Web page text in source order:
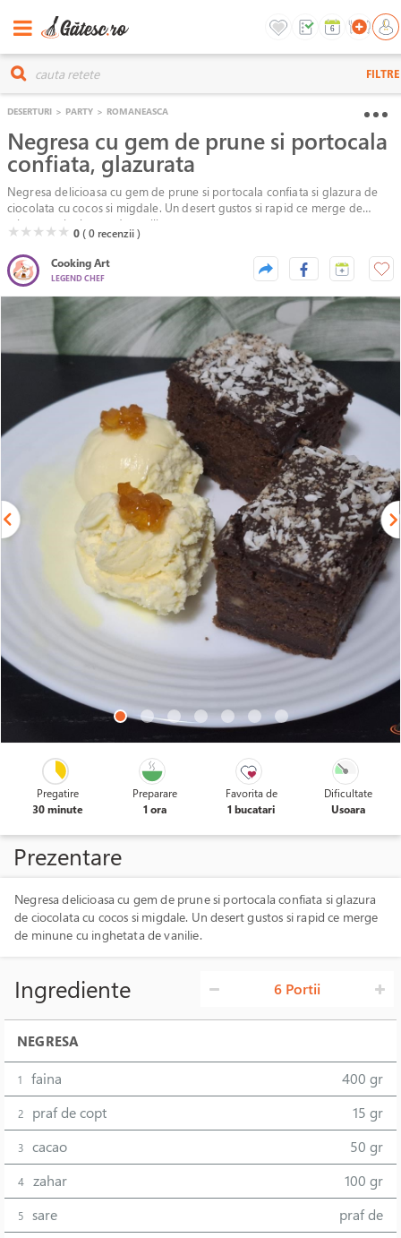
FILTRE
DESERTURI > PARTY > ROMANEASCA
Negresa cu gem de prune si portocala
confiata, glazurata
Negresa delicioasa cu gem de prune si portocala confiata si glazura de
ciocolata cu cocos si migdale. Un desert gustos si rapid ce merge de
minune cu inghetata de vanilie.
( )
★( )
★( )
★( )
★( )
★ 0( 0 recenzii )
Cooking Art
LEGEND CHEF
Pregatire
30 minute
Preparare
1 ora
Favorita de
1 bucatari
Dificultate
Usoara
Prezentare
Negresa delicioasa cu gem de prune si portocala confiata si glazura
de ciocolata cu cocos si migdale. Un desert gustos si rapid ce merge
de minune cu inghetata de vanilie.
Ingrediente 6 Portii
NEGRESA
1 faina 400 gr
2 praf de copt 15 gr
3 cacao 50 gr
4 zahar 100 gr
5 sare praf de